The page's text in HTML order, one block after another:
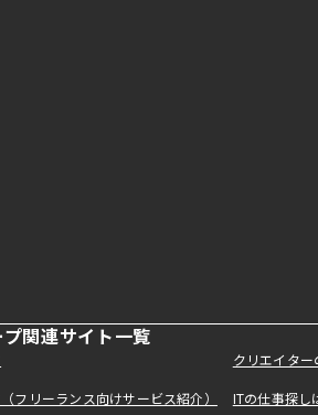
関連サイト一覧
クリエイタ
フリーランス向けサービス紹介） ITの仕事探